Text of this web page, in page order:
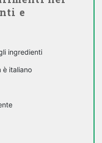
e
ingredienti
è italiano